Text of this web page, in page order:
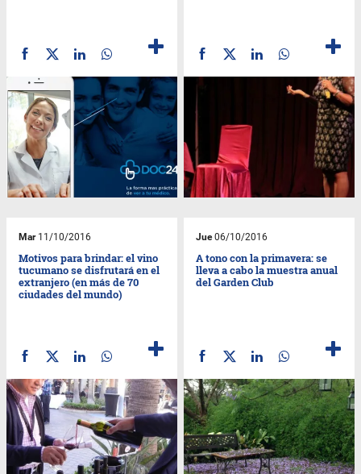
Mar11/10/2016
Motivos para brindar: el vino
tucumano se disfrutará en el
extranjero (en más de 70
ciudades del mundo)
Jue06/10/2016
A tono con la primavera: se
lleva a cabo la muestra anual
del Garden Club